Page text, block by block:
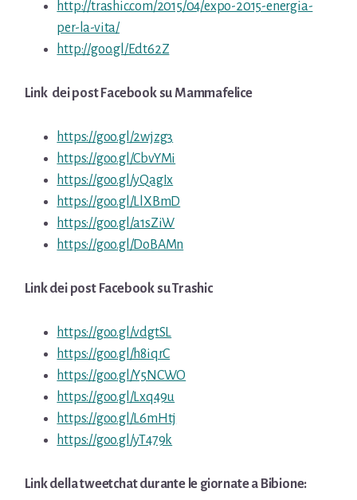
http://trashic.com/2015/04/expo-2015-energia-
per-la-vita/
http://goo.gl/Edt62Z
Link dei post Facebook su Mammafelice
https://goo.gl/2wjzg3
https://goo.gl/CbvYMi
https://goo.gl/yQagIx
https://goo.gl/LlXBmD
https://goo.gl/a1sZiW
https://goo.gl/DoBAMn
Link dei post Facebook suTrashic
https://goo.gl/vdgtSL
https://goo.gl/h8iqrC
https://goo.gl/Y5NCWO
https://goo.gl/Lxq49u
https://goo.gl/L6mHtj
https://goo.gl/yT479k
Link della tweetchat durante le giornate a Bibione: